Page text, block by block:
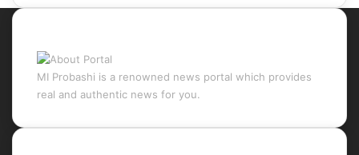
MI Probashi is a renowned news portal which provides
real and authentic news for you.